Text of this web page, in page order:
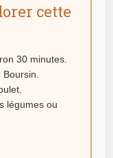
cette
30 minutes.
légumes ou